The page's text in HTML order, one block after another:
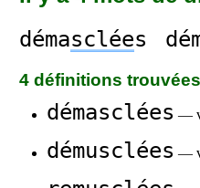
démasclées
4 définitions trouvées
démasclées —
démusclées —